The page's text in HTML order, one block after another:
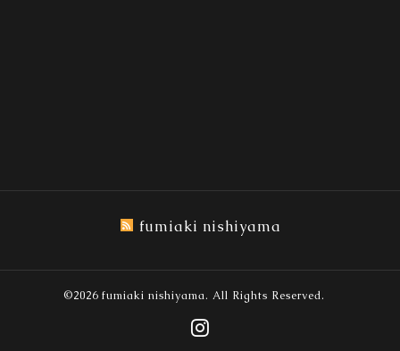
fumiaki nishiyama
©2026 fumiaki nishiyama. All Rights Reserved.